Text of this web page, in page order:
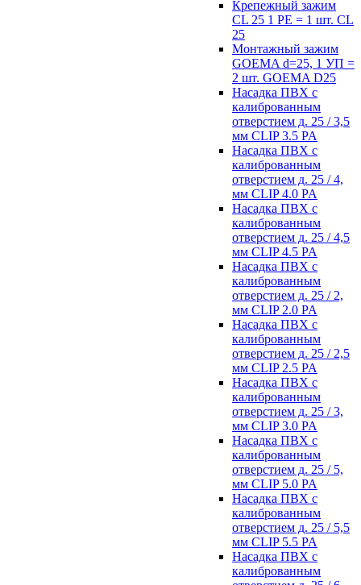
Крепежный зажим
CL 25 1 PE = 1 шт. CL
25
Монтажный зажим
GOEMA d=25, 1 УП =
2 шт. GOEMA D25
Насадка ПВХ с
калиброванным
отверстием д. 25 / 3,5
мм CLIP 3.5 PA
Насадка ПВХ с
калиброванным
отверстием д. 25 / 4,
мм CLIP 4.0 PA
Насадка ПВХ с
калиброванным
отверстием д. 25 / 4,5
мм CLIP 4.5 PA
Насадка ПВХ с
калиброванным
отверстием д. 25 / 2,
мм CLIP 2.0 PA
Насадка ПВХ с
калиброванным
отверстием д. 25 / 2,5
мм CLIP 2.5 PA
Насадка ПВХ с
калиброванным
отверстием д. 25 / 3,
мм CLIP 3.0 PA
Насадка ПВХ с
калиброванным
отверстием д. 25 / 5,
мм CLIP 5.0 PA
Насадка ПВХ с
калиброванным
отверстием д. 25 / 5,5
мм CLIP 5.5 PA
Насадка ПВХ с
калиброванным